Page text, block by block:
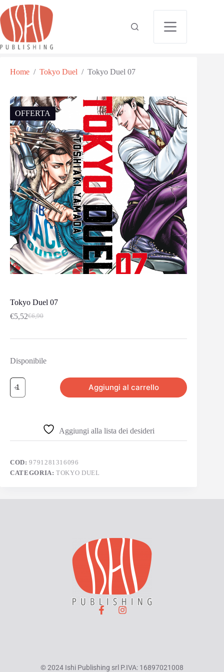
Home / Tokyo Duel / Tokyo Duel 07
OFFERTA
Tokyo Duel 07
€6,90
€5,52
Disponibile
Aggiungi al carrello
Aggiungi alla lista dei desideri
COD:9791281316096
CATEGORIA:TOKYO DUEL
© 2024 Ishi Publishing srl P.IVA: 16897021008